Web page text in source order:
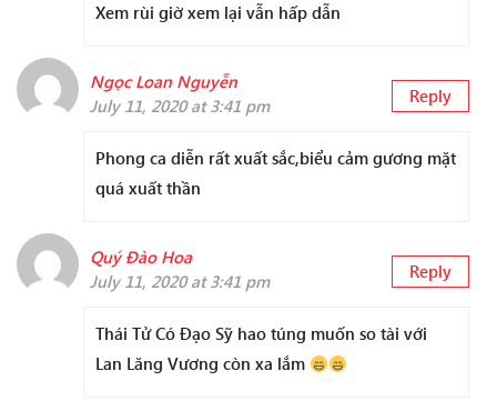
Xem rùi giờ xem lại vẫn hấp dẫn
Ngọc Loan Nguyễn
July 11, 2020 at 3:41 pm
Reply
Phong ca diễn rất xuất sắc,biểu cảm gương mặt
quá xuất thần
Quý Đào Hoa
July 11, 2020 at 3:41 pm
Reply
Thái Tử Có Đạo Sỹ hao túng muốn so tài với
Lan Lăng Vương còn xa lắm